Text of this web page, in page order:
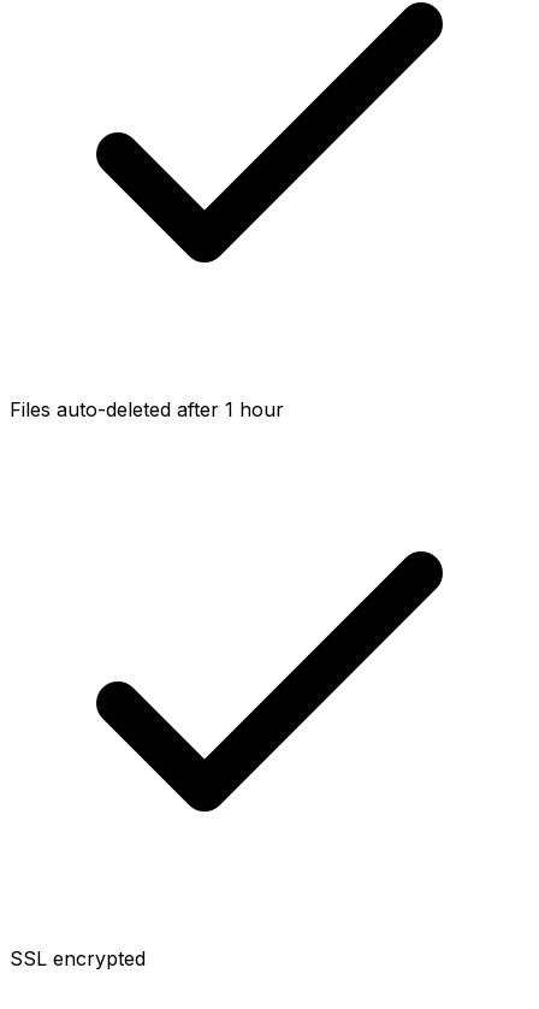
Files auto-deleted after 1 hour
SSL encrypted